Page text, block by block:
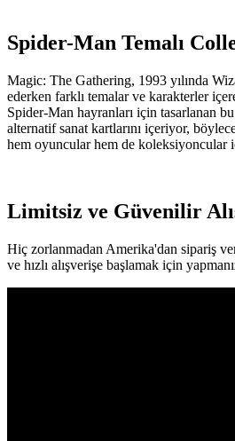
Spider-Man Temalı
Magic: The Gathering, 1993 yılında
ederken farklı temalar ve karakterler
Spider-Man hayranları için tasarlanan
alternatif sanat kartlarını içeriyor,
hem oyuncular hem de koleksiyoncular
Limitsiz ve Güvenilir
Hiç zorlanmadan Amerika'dan sipariş
ve hızlı alışverişe başlamak için